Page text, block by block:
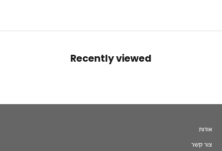
Recently viewed
אודות
צור קשר